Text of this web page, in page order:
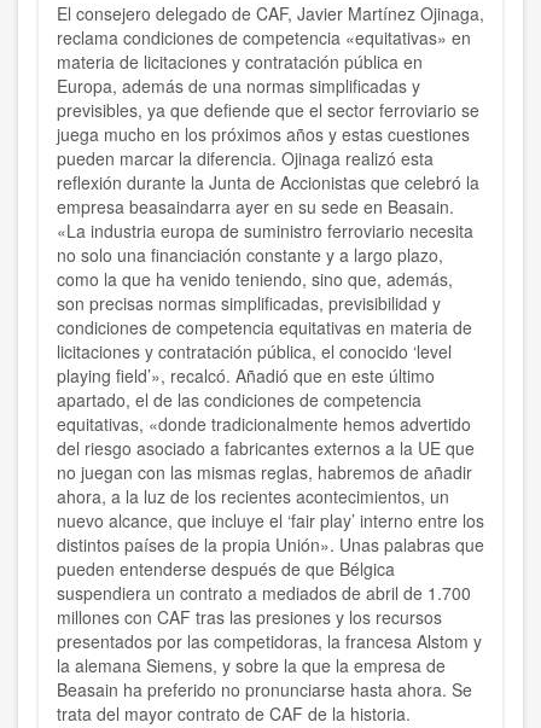
El consejero delegado de CAF, Javier Martínez Ojinaga,
reclama condiciones de competencia «equitativas» en
materia de licitaciones y contratación pública en
Europa, además de una normas simplificadas y
previsibles, ya que defiende que el sector ferroviario se
juega mucho en los próximos años y estas cuestiones
pueden marcar la diferencia. Ojinaga realizó esta
reflexión durante la Junta de Accionistas que celebró la
empresa beasaindarra ayer en su sede en Beasain.
«La industria europa de suministro ferroviario necesita
no solo una financiación constante y a largo plazo,
como la que ha venido teniendo, sino que, además,
son precisas normas simplificadas, previsibilidad y
condiciones de competencia equitativas en materia de
licitaciones y contratación pública, el conocido ‘level
playing field’», recalcó. Añadió que en este último
apartado, el de las condiciones de competencia
equitativas, «donde tradicionalmente hemos advertido
del riesgo asociado a fabricantes externos a la UE que
no juegan con las mismas reglas, habremos de añadir
ahora, a la luz de los recientes acontecimientos, un
nuevo alcance, que incluye el ‘fair play’ interno entre los
distintos países de la propia Unión». Unas palabras que
pueden entenderse después de que Bélgica
suspendiera un contrato a mediados de abril de 1.700
millones con CAF tras las presiones y los recursos
presentados por las competidoras, la francesa Alstom y
la alemana Siemens, y sobre la que la empresa de
Beasain ha preferido no pronunciarse hasta ahora. Se
trata del mayor contrato de CAF de la historia.